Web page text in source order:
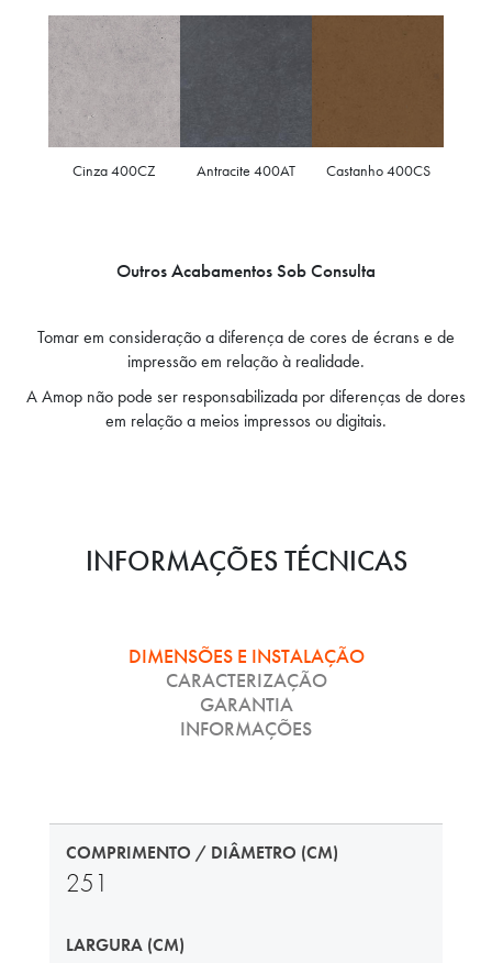
Cinza 400CZ Antracite 400AT Castanho 400CS
Outros Acabamentos Sob Consulta
Tomar em consideração a diferença de cores de écrans e de
impressão em relação à realidade.
A Amop não pode ser responsabilizada por diferenças de dores
em relação a meios impressos ou digitais.
INFORMAÇÕES TÉCNICAS
DIMENSÕES E INSTALAÇÃO
CARACTERIZAÇÃO
GARANTIA
INFORMAÇÕES
COMPRIMENTO / DIÂMETRO (CM)
251
LARGURA (CM)